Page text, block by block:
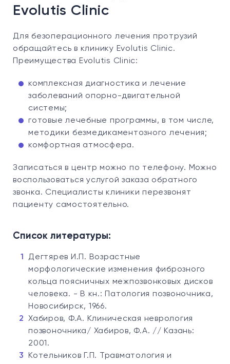
Evolutis Clinic
Для безоперационного лечения протрузий
обращайтесь в клинику Evolutis Clinic.
Преимущества Evolutis Clinic:
комплексная диагностика и лечение
заболеваний опорно-двигательной
системы;
готовые лечебные программы, в том числе,
методики безмедикаментозного лечения;
комфортная атмосфера.
Записаться в центр можно по телефону. Можно
воспользоваться услугой заказа обратного
звонка. Специалисты клиники перезвонят
пациенту самостоятельно.
Список литературы:
Дегтярев И.П. Возрастные
морфологические изменения фиброзного
кольца поясничных межпозвонковых дисков
человека. - В кн.: Патология позвоночника,
Новосибирск, 1966.
Хабиров, Ф.А. Клиническая неврология
позвоночника/ Хабиров, Ф.А. // Казань:
2001.
Котельников Г.П. Травматология и